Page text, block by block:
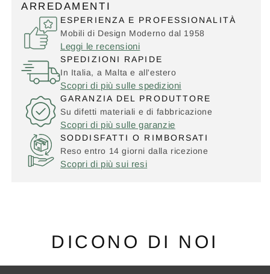
ARREDAMENTI
ESPERIENZA E PROFESSIONALITÀ
Mobili di Design Moderno dal 1958
Leggi le recensioni
SPEDIZIONI RAPIDE
In Italia, a Malta e all'estero
Scopri di più sulle spedizioni
GARANZIA DEL PRODUTTORE
Su difetti materiali e di fabbricazione
Scopri di più sulle garanzie
SODDISFATTI O RIMBORSATI
Reso entro 14 giorni dalla ricezione
Scopri di più sui resi
DICONO DI NOI